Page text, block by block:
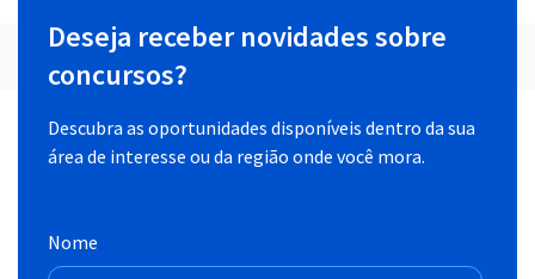
Deseja receber novidades sobre
concursos?
Descubra as oportunidades disponíveis dentro da sua
área de interesse ou da região onde você mora.
Nome